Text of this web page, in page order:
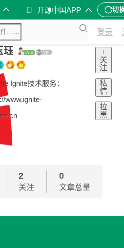
开源中国APP 切
登录
珏
Ignite技术服务：
www.ignite-
+
关
注
私
信
拉
黑
2
关注
0
文章总量